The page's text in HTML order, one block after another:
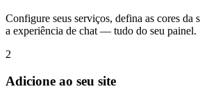
Configure seus serviços, defina as cores da
a experiência de chat — tudo do seu painel.
2
Adicione ao seu site